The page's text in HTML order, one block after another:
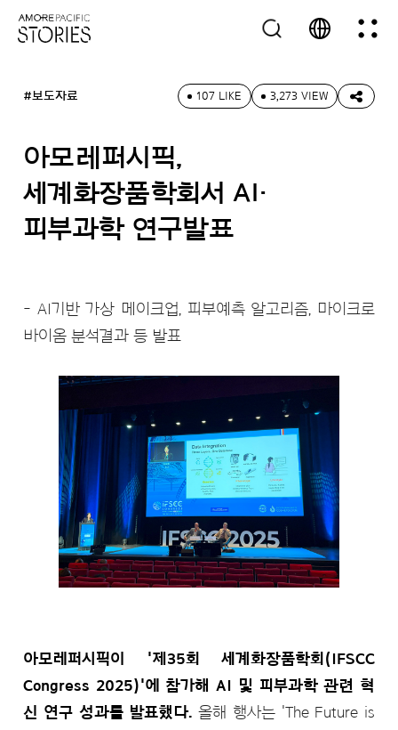
#보도자료 107 LIKE 3,273 VIEW
아모레퍼시픽,
세계화장품학회서 AI·
피부과학 연구발표
- AI기반 가상 메이크업, 피부예측 알고리즘, 마이크로
바이옴 분석결과 등 발표
아모레퍼시픽이 '제35회 세계화장품학회(IFSCC
Congress 2025)'에 참가해 AI 및 피부과학 관련 혁
신 연구 성과를 발표했다. 올해 행사는 'The Future is